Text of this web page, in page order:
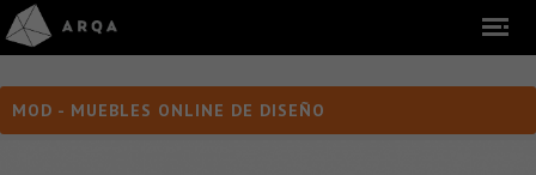
MOD - MUEBLES ONLINE DE DISEÑO